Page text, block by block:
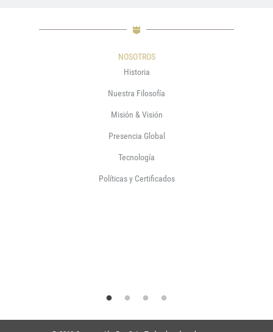
NOSOTROS
Historia
Nuestra Filosofía
Misión & Visión
Presencia Global
Tecnología
Políticas y Certificados